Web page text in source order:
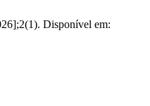
Disponível em: